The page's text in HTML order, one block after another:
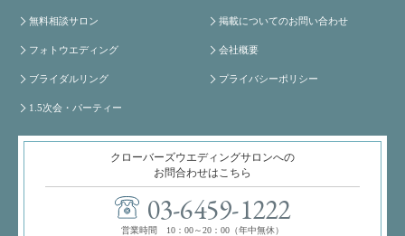
無料相談サロン
フォトウエディング
ブライダルリング
1.5次会・パーティー
掲載についてのお問い合わせ
会社概要
プライバシーポリシー
クローバーズウエディングサロンへの
お問合わせはこちら
03-6459-1222
営業時間 10：00～20：00（年中無休）